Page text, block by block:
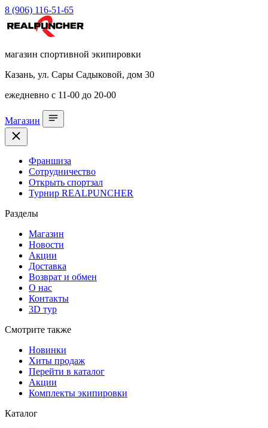
8 (906) 116-51-65
магазин спортивной экипировки
Казань, ул. Сары Садыковой, дом 30
ежедневно с 11-00 до 20-00
Магазин
Франшиза
Сотрудничество
Открыть спортзал
Турнир REALPUNCHER
Разделы
Магазин
Новости
Акции
Доставка
Возврат и обмен
О нас
Контакты
3D тур
Смотрите также
Новинки
Хиты продаж
Перейти в каталог
Акции
Комплекты экипировки
Каталог